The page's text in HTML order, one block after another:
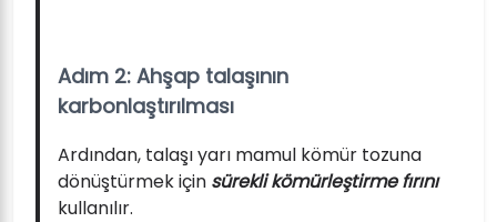
Adım 2: Ahşap talaşının
karbonlaştırılması
Ardından, talaşı yarı mamul kömür tozuna
dönüştürmek için sürekli kömürleştirme fırını
kullanılır.